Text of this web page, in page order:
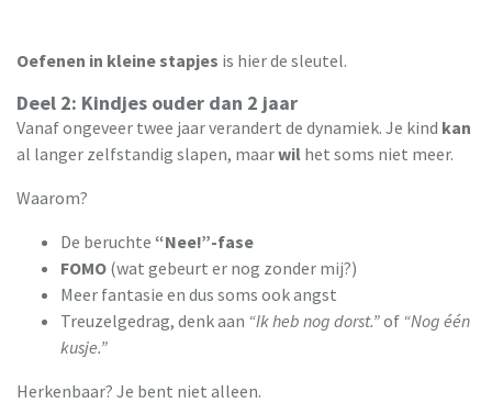
Oefenen in kleine stapjes is hier de sleutel.
Deel 2: Kindjes ouder dan 2 jaar
Vanaf ongeveer twee jaar verandert de dynamiek. Je kind kan
al langer zelfstandig slapen, maarwil het soms niet meer.
Waarom?
De beruchte “Nee!”-fase
FOMO (wat gebeurt er nog zonder mij?)
Meer fantasie en dus soms ook angst
Treuzelgedrag, denk aan “Ik heb nog dorst.”of “Nog één
kusje.”
Herkenbaar? Je bent niet alleen.